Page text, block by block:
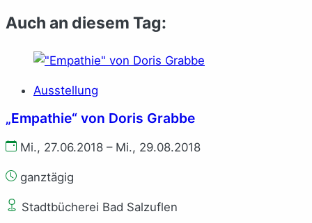
Auch an diesem Tag:
Ausstellung
„Empathie“ von Doris Grabbe
Mi., 27.06.2018 – Mi., 29.08.2018
ganztägig
Stadtbücherei Bad Salzuflen